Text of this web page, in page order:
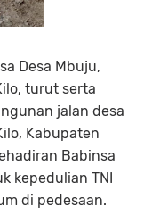
Desa Mbuju,
turut serta
jalan desa
Kabupaten
Babinsa
kepedulian TNI
di pedesaan.